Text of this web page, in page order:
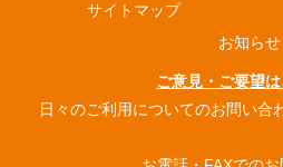
サイトマップ
お知らせ
ご意見・ご要望
日々のご利用についてのお問い合